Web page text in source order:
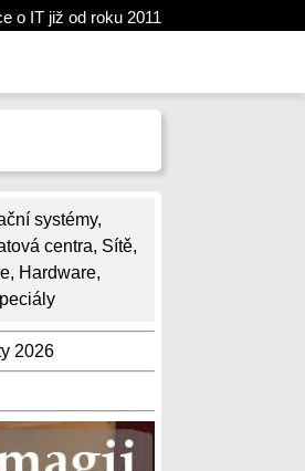
o IT již od roku 2011
systémy,
centra, Sítě,
, Hardware,
2026